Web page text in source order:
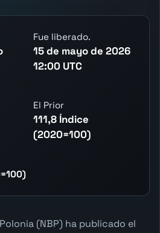
Fue liberado.
15 de mayo de 2026
12:00 UTC
El Prior
111,8 Índice
(2020=100)
(NBP) ha publicado el